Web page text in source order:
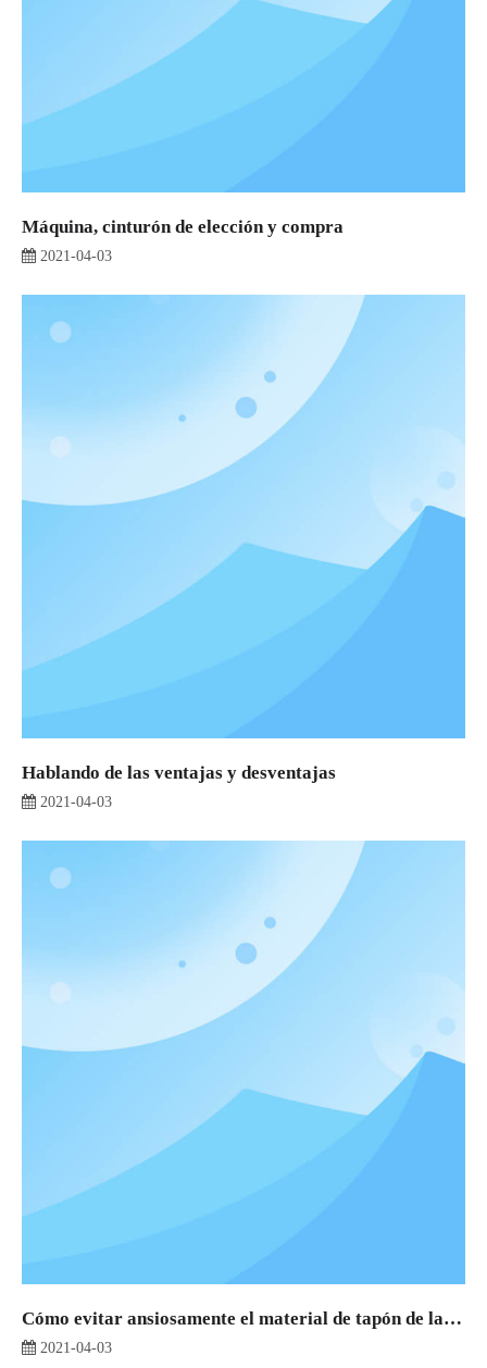
Máquina, cinturón de elección y compra
2021-04-03
Hablando de las ventajas y desventajas
2021-04-03
Cómo evitar ansiosamente el material de tapón de la cinta transportadora de máquina
2021-04-03